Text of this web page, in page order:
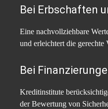
Bei Erbschaften
Eine nachvollziehbare
und erleichtert die gerechte
Bei
Kreditinstitute
der Bewertung von